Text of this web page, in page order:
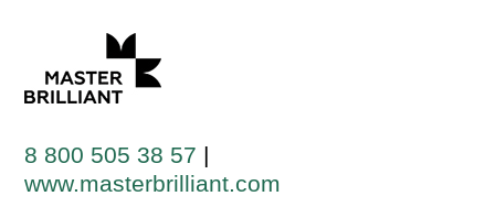
8 800 505 38 57 |
www.masterbrilliant.com